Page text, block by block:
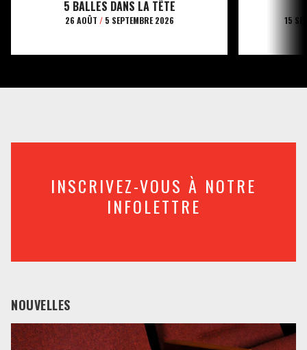
5 BALLES DANS LA TÊTE
26 AOÛT /5 SEPTEMBRE 2026 15
INSCRIVEZ-VOUS À NOTRE
INFOLETTRE
NOUVELLES